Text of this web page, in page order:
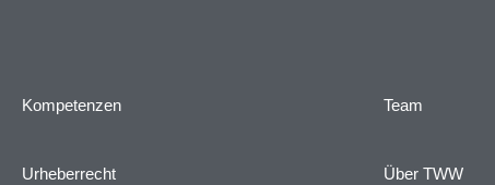
Kompetenzen
Urheberrecht
Team
Über TWW